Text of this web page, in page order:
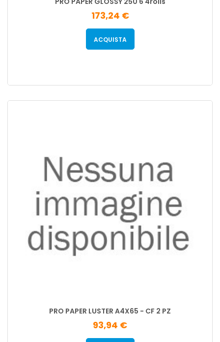
173,24 €
ACQUISTA
PRO PAPER LUSTER A4X65 - CF 2 PZ
93,94 €